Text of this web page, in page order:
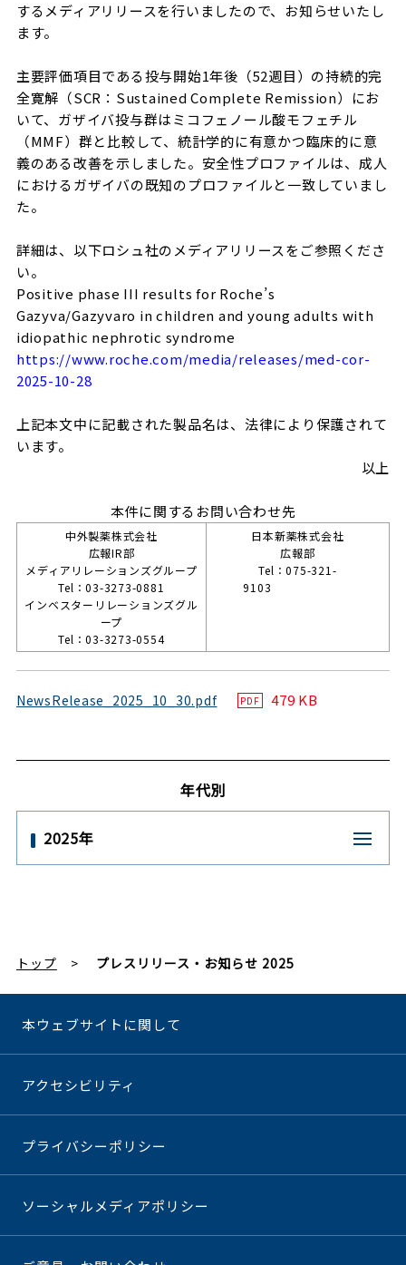
するメディアリリースを行いましたので、お知らせいたし
ます。
主要評価項目である投与開始1年後（52週目）の持続的完
全寛解（SCR：Sustained Complete Remission）にお
いて、ガザイバ投与群はミコフェノール酸モフェチル
（MMF）群と比較して、統計学的に有意かつ臨床的に意
義のある改善を示しました。安全性プロファイルは、成人
におけるガザイバの既知のプロファイルと一致していまし
た。
詳細は、以下ロシュ社のメディアリリースをご参照くださ
い。
Positive phase III results for Roche’s
Gazyva/Gazyvaro in children and young adults with
idiopathic nephrotic syndrome
https://www.roche.com/media/releases/med-cor-
2025-10-28
上記本文中に記載された製品名は、法律により保護されて
います。
以上
本件に関するお問い合わせ先
中外製薬株式会社
広報IR部
メディアリレーションズグループ
Tel：03-3273-0881
インベスターリレーションズグル
ープ
Tel：03-3273-0554
日本新薬株式会社
広報部
Tel：075-321-
9103
NewsRelease_2025_10_30.pdf PDF 479 KB
年代別
2025年
トップ プレスリリース・お知らせ 2025
本ウェブサイトに関して
アクセシビリティ
プライバシーポリシー
ソーシャルメディアポリシー